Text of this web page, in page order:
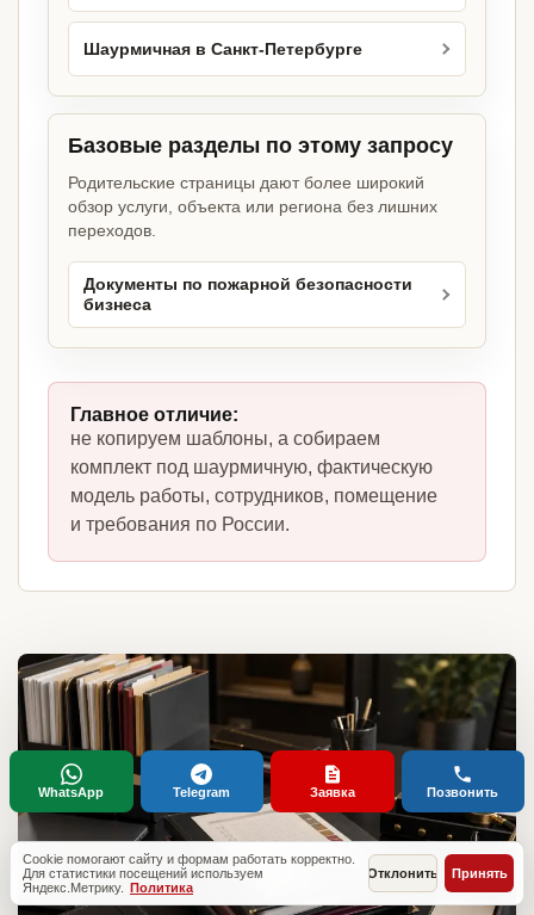
Шаурмичная в Санкт-Петербурге
Базовые разделы по этому запросу
Родительские страницы дают более широкий
обзор услуги, объекта или региона без лишних
переходов.
Документы по пожарной безопасности
бизнеса
Главное отличие:
не копируем шаблоны, а собираем
комплект под шаурмичную, фактическую
модель работы, сотрудников, помещение
и требования по России.
Cookie помогают сайту и формам работать корректно.
Для статистики посещений используем
Яндекс.Метрику. Политика
Отклонить Принять
WhatsApp Telegram Заявка Позвонить